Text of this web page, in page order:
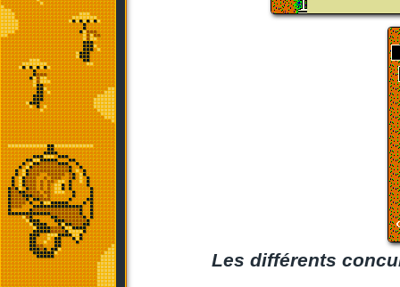
Les différents